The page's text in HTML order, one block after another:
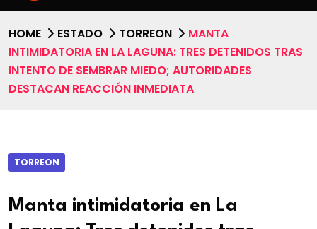
HOME ESTADO TORREON
MANTA
INTIMIDATORIA EN LA LAGUNA: TRES DETENIDOS TRAS
INTENTO DE SEMBRAR MIEDO; AUTORIDADES
DESTACAN REACCIÓN INMEDIATA
TORREON
Manta intimidatoria en La